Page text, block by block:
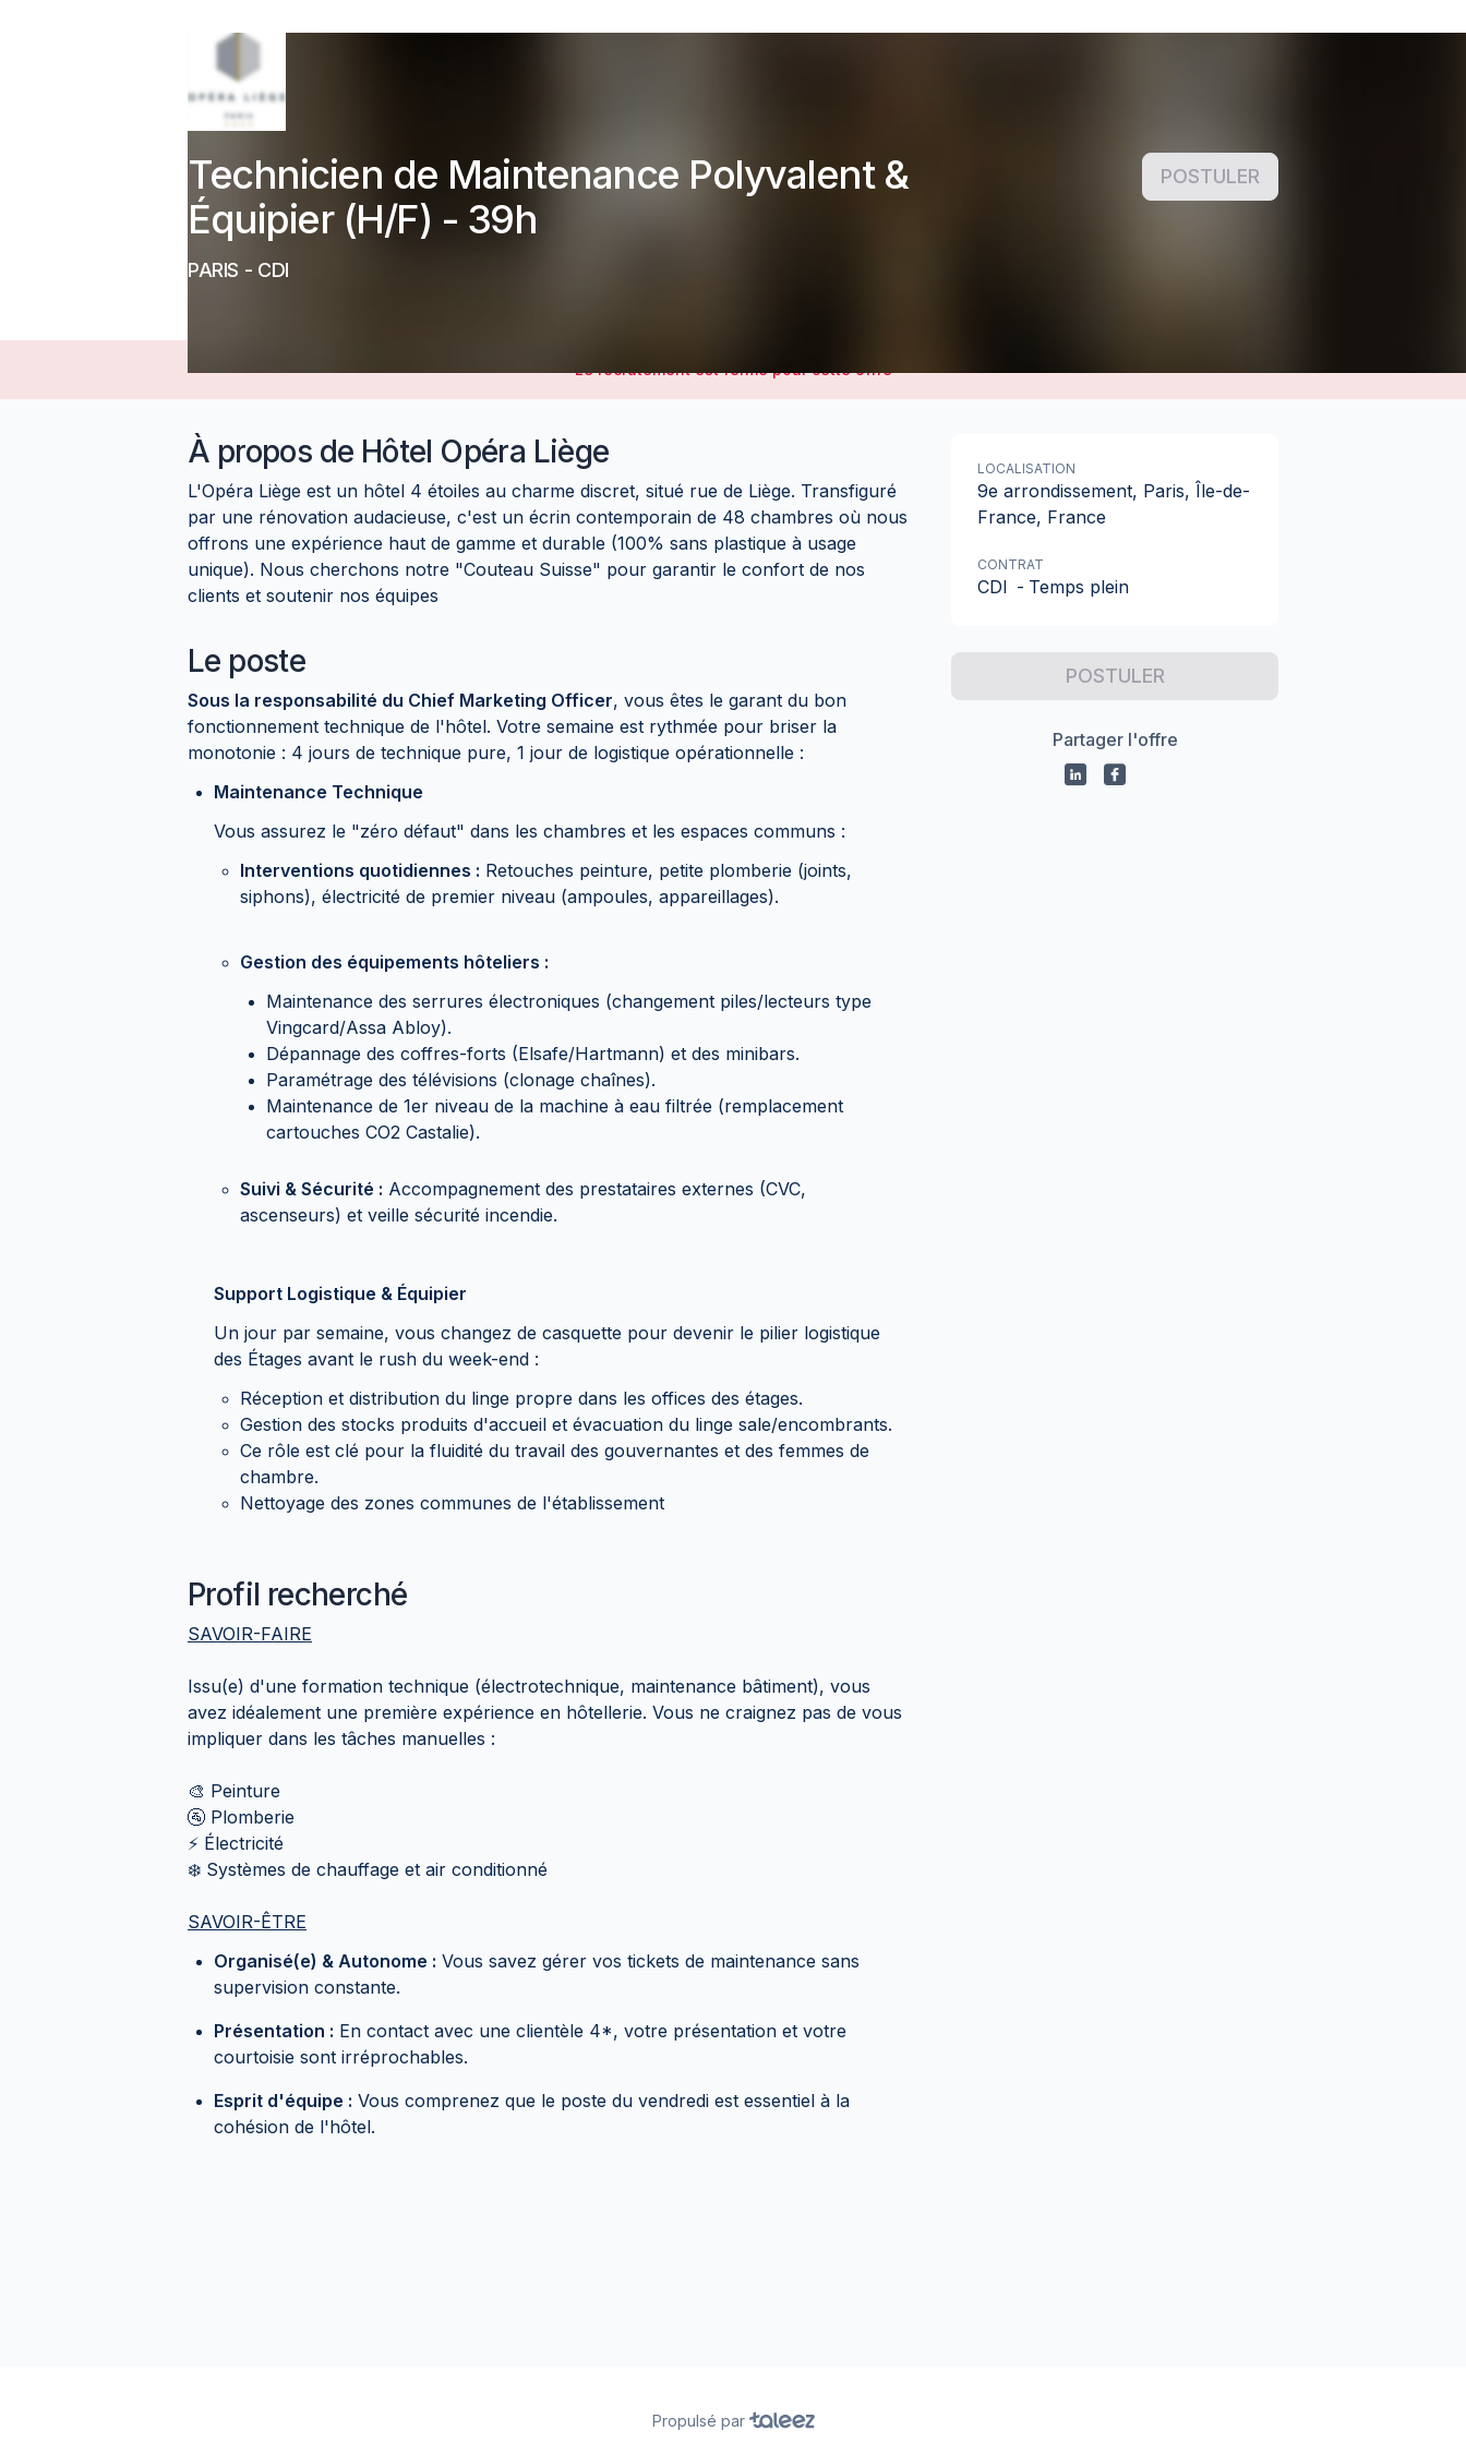
Technicien de Maintenance Polyvalent &
Équipier (H/F) - 39h
PARIS - CDI
POSTULER
Le recrutement est fermé pour cette offre
À propos de Hôtel Opéra Liège
L'Opéra Liège est un hôtel 4 étoiles au charme discret, situé rue de Liège. Transfiguré
par une rénovation audacieuse, c'est un écrin contemporain de 48 chambres où nous
offrons une expérience haut de gamme et durable (100% sans plastique à usage
unique). Nous cherchons notre "Couteau Suisse" pour garantir le confort de nos
clients et soutenir nos équipes
Le poste
Sous la responsabilité du Chief Marketing Officer, vous êtes le garant du bon
fonctionnement technique de l'hôtel. Votre semaine est rythmée pour briser la
monotonie : 4 jours de technique pure, 1 jour de logistique opérationnelle :
Maintenance Technique
Vous assurez le "zéro défaut" dans les chambres et les espaces communs :
Interventions quotidiennes : Retouches peinture, petite plomberie (joints,
siphons), électricité de premier niveau (ampoules, appareillages).
Gestion des équipements hôteliers :
Maintenance des serrures électroniques (changement piles/lecteurs type
Vingcard/Assa Abloy).
Dépannage des coffres-forts (Elsafe/Hartmann) et des minibars.
Paramétrage des télévisions (clonage chaînes).
Maintenance de 1er niveau de la machine à eau filtrée (remplacement
cartouches CO2 Castalie).
Suivi & Sécurité : Accompagnement des prestataires externes (CVC,
ascenseurs) et veille sécurité incendie.
Support Logistique & Équipier
Un jour par semaine, vous changez de casquette pour devenir le pilier logistique
des Étages avant le rush du week-end :
Réception et distribution du linge propre dans les offices des étages.
Gestion des stocks produits d'accueil et évacuation du linge sale/encombrants.
Ce rôle est clé pour la fluidité du travail des gouvernantes et des femmes de
chambre.
Nettoyage des zones communes de l'établissement
Profil recherché
SAVOIR-FAIRE
Issu(e) d'une formation technique (électrotechnique, maintenance bâtiment), vous
avez idéalement une première expérience en hôtellerie. Vous ne craignez pas de vous
impliquer dans les tâches manuelles :
🎨 Peinture
🚰 Plomberie
⚡️ Électricité
❄️ Systèmes de chauffage et air conditionné
SAVOIR-ÊTRE
Organisé(e) & Autonome : Vous savez gérer vos tickets de maintenance sans
supervision constante.
Présentation : En contact avec une clientèle 4*, votre présentation et votre
courtoisie sont irréprochables.
Esprit d'équipe : Vous comprenez que le poste du vendredi est essentiel à la
cohésion de l'hôtel.
LOCALISATION
9e arrondissement, Paris, Île-de-
France, France
CONTRAT
CDI - Temps plein
POSTULER
Partager l'offre
Propulsé par